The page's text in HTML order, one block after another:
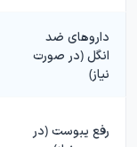
داروهای ضد
انگل (در صورت
نیاز)
رفع یبوست (در